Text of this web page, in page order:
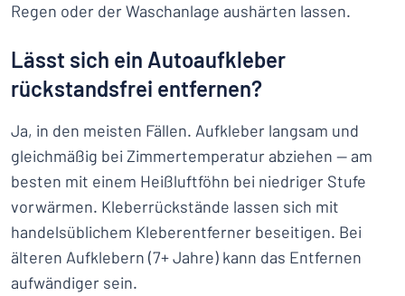
Regen oder der Waschanlage aushärten lassen.
Lässt sich ein Autoaufkleber
rückstandsfrei entfernen?
Ja, in den meisten Fällen. Aufkleber langsam und
gleichmäßig bei Zimmertemperatur abziehen — am
besten mit einem Heißluftföhn bei niedriger Stufe
vorwärmen. Kleberrückstände lassen sich mit
handelsüblichem Kleberentferner beseitigen. Bei
älteren Aufklebern (7+ Jahre) kann das Entfernen
aufwändiger sein.